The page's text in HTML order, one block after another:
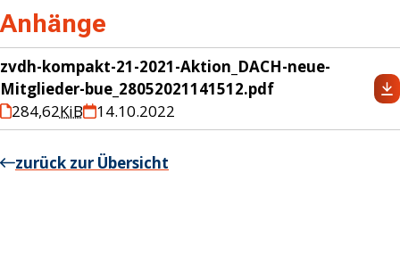
Anhänge
zvdh-kompakt-21-2021-Aktion_DACH-neue-
Mitglieder-bue_28052021141512.pdf
284,62KiB 14.10.2022
zurück zur Übersicht